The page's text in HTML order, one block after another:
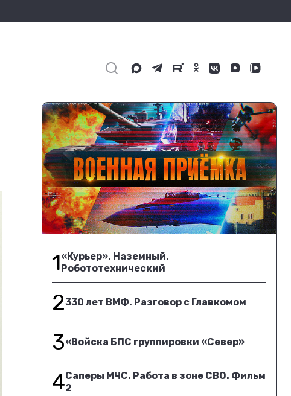
1«Курьер». Наземный.
Робототехнический
2330 лет ВМФ. Разговор с Главкомом
3«Войска БПС группировки «Север»
4Саперы МЧС. Работа в зоне СВО. Фильм
2